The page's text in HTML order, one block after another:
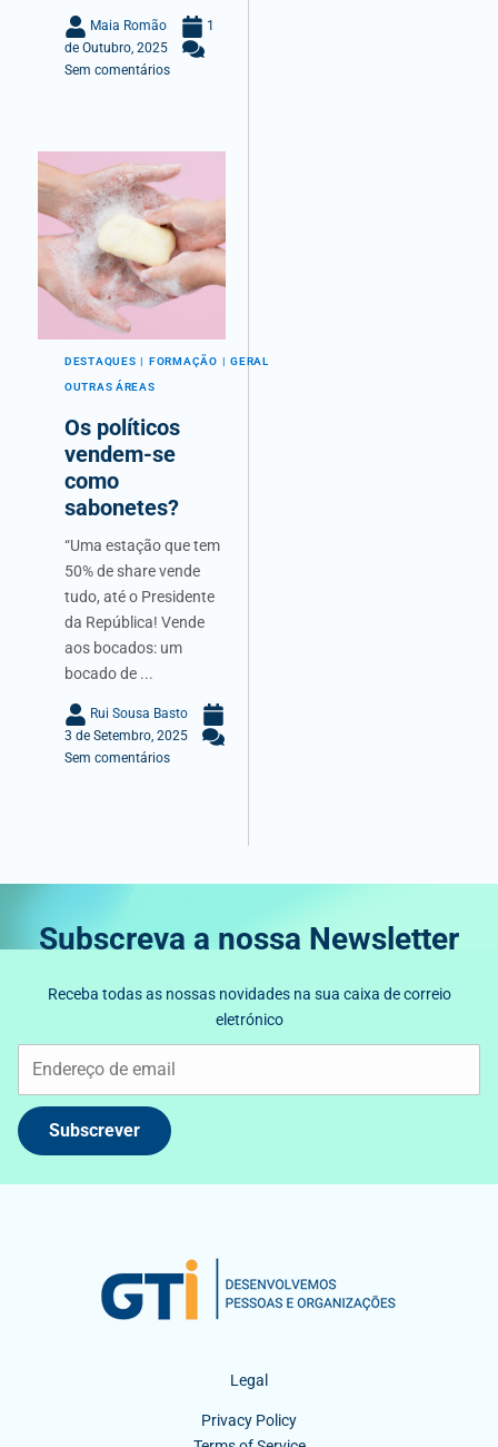
Maia Romão
1
de Outubro, 2025
Sem comentários
DESTAQUES FORMAÇÃO GERAL
OUTRAS ÁREAS
Os políticos
vendem-se
como
sabonetes?
“Uma estação que tem
50% de share vende
tudo, até o Presidente
da República! Vende
aos bocados: um
bocado de ...
Rui Sousa Basto
3 de Setembro, 2025
Sem comentários
Subscreva a nossa Newsletter
Receba todas as nossas novidades na sua caixa de correio
eletrónico
Subscrever
Legal
Privacy Policy